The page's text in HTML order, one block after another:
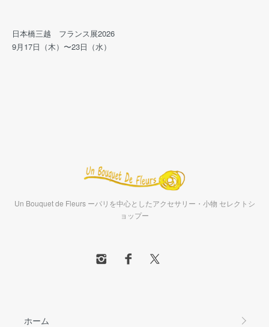
日本橋三越 フランス展2026
9月17日（木）〜23日（水）
Un Bouquet de Fleurs ーパリを中心としたアクセサリー・小物 セレクトシ
ョップー
ホーム